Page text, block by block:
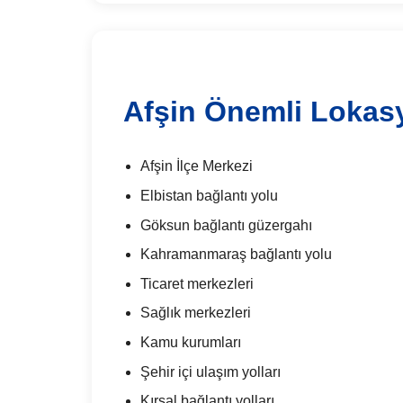
Afşin Önemli
Afşin İlçe Merkezi
Elbistan bağlantı yolu
Göksun bağlantı güzergahı
Kahramanmaraş bağlantı yolu
Ticaret merkezleri
Sağlık merkezleri
Kamu kurumları
Şehir içi ulaşım yolları